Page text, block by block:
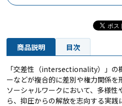
商品説明 目次
「交差性（intersectionality）」の
ーなどが複合的に差別や権力関係を
ソーシャルワークにおいて、多様
ら、抑圧からの解放を志向する実践